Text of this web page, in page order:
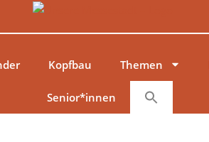
Kopfbau Themen
Senior*innen